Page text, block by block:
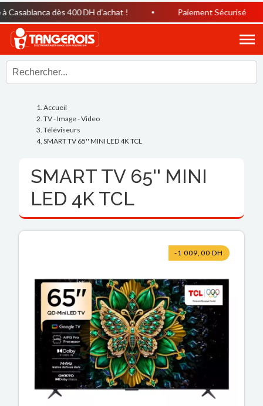
dès 400 DH d’achat ! Paiement Sécurisé
Accueil
TV - Image - Video
Téléviseurs
SMART TV 65'' MINI LED 4K TCL
SMART TV 65'' MINI
LED 4K TCL
-1 009,00 DH